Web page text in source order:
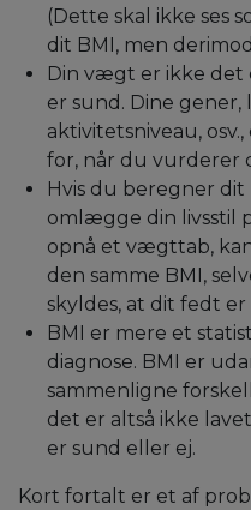
(Dette skal ikke ses
dit BMI, men
Din vægt er ikke det
er sund. Dine
aktivitetsniveau,
for, når du vurderer
Hvis du beregner
omlægge din livsstil
opnå et vægttab,
den samme BMI,
skyldes, at dit fedt
BMI er mere et
diagnose. BMI er
sammenligne
det er altså ikke
er sund eller ej.
Kort fortalt er et af